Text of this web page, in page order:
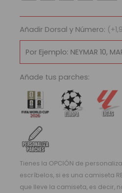
Añadir Dorsal y Número:
Añade tus parches:
Tienes la OPCIÓN de
escríbelos, si es una camiseta
que lleve la camiseta, es decir,
Germain
Football
Club
2001/02
cantidad